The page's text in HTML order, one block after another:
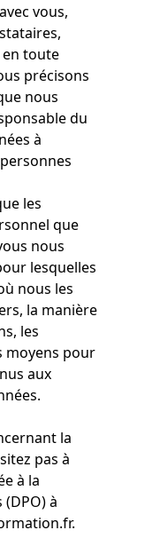
vous,
toute
précisons
nous
du
à
les
que
nous
lesquelles
nous les
la manière
les
moyens pour
aux
la
pas à
à la
à